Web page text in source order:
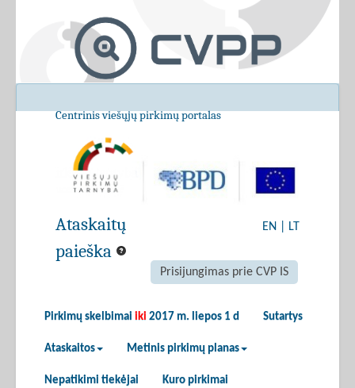
Centrinis viešųjų pirkimų portalas
EN LT
Prisijungimas prie CVP IS
Pirkimų skelbimai iki 2017 m. liepos 1 d Sutartys
Ataskaitos Metinis pirkimų planas
Nepatikimi tiekėjai Kuro pirkimai
Ataskaitų
paieška